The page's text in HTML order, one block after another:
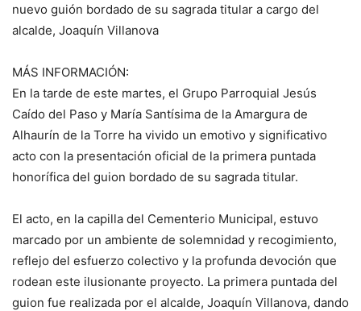
nuevo guión bordado de su sagrada titular a cargo del
alcalde, Joaquín Villanova
MÁS INFORMACIÓN:
En la tarde de este martes, el Grupo Parroquial Jesús
Caído del Paso y María Santísima de la Amargura de
Alhaurín de la Torre ha vivido un emotivo y significativo
acto con la presentación oficial de la primera puntada
honorífica del guion bordado de su sagrada titular.
El acto, en la capilla del Cementerio Municipal, estuvo
marcado por un ambiente de solemnidad y recogimiento,
reflejo del esfuerzo colectivo y la profunda devoción que
rodean este ilusionante proyecto. La primera puntada del
guion fue realizada por el alcalde, Joaquín Villanova, dando